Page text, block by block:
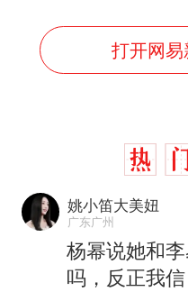
打开网
姚小笛大美妞
广东广州
杨幂说她和
吗，反正我信